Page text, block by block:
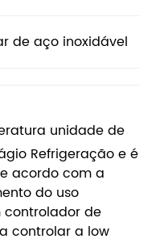
de aço inoxidável
unidade de
Refrigeração e é
acordo com a
do uso
controlador de
controlar a low